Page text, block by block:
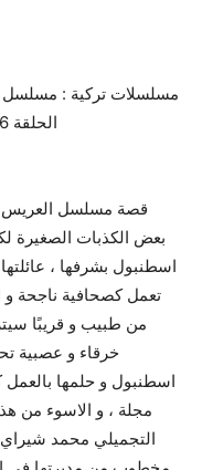
مسلسلات تركية : مسلسل
مسلسل العريس الرائع şahane damat الحلقة 6
قصة مسلسل العريس
بعض الكذبات الصغيرة
اسطنبول بشرفها ،
تعمل كصحافية ناجحة
من طبيب و قريبًا
خرقاء و عصبية
اسطنبول و حلمها بالعمل
مجلة ، و الاسوء من
التجميلي محمد